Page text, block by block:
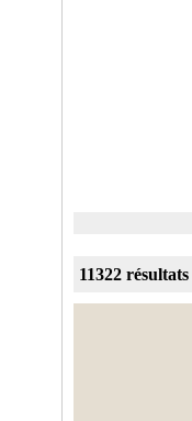
11322 résultats